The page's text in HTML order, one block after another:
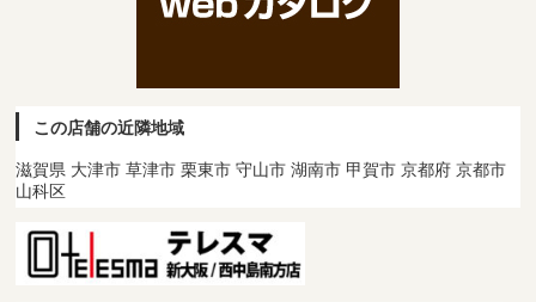
この店舗の近隣地域
滋賀県 大津市 草津市 栗東市 守山市 湖南市 甲賀市 京都府 京都市
山科区